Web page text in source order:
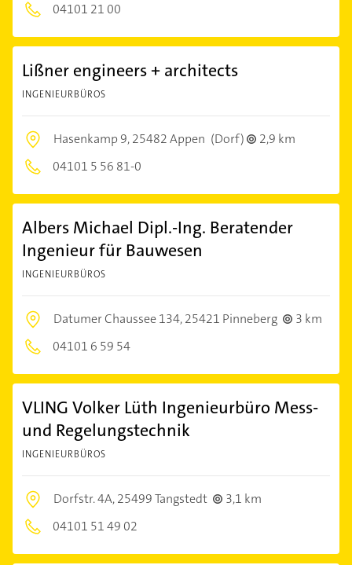
04101 21 00
Lißner engineers + architects
INGENIEURBÜROS
Hasenkamp 9,25482 Appen (Dorf)
2,9 km
04101 5 56 81-0
Albers Michael Dipl.-Ing. Beratender
Ingenieur für Bauwesen
INGENIEURBÜROS
Datumer Chaussee 134,25421 Pinneberg
3 km
04101 6 59 54
VLING Volker Lüth Ingenieurbüro Mess-
und Regelungstechnik
INGENIEURBÜROS
Dorfstr. 4A,25499 Tangstedt
3,1 km
04101 51 49 02